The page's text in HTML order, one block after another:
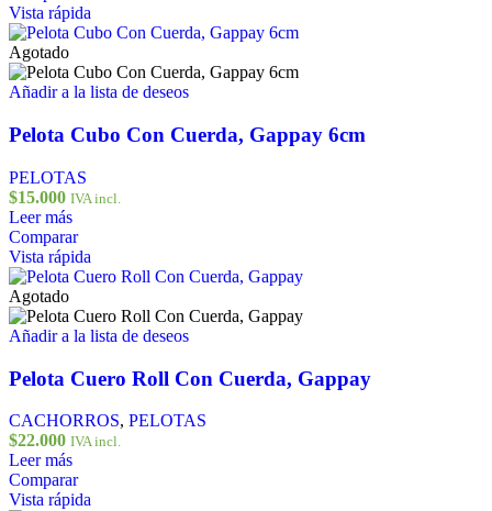
Vista rápida
Agotado
Añadir a la lista de deseos
Pelota Cubo Con Cuerda, Gappay 6cm
PELOTAS
$15.000 IVA incl.
Leer más
Comparar
Vista rápida
Agotado
Añadir a la lista de deseos
Pelota Cuero Roll Con Cuerda, Gappay
CACHORROS, PELOTAS
$22.000 IVA incl.
Leer más
Comparar
Vista rápida